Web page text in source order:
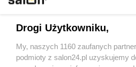
Sport
Społeczeństwo
Drogi Użytkowniku,
My, naszych 1160 zaufanych
podmioty z salon24.pl uzyskujemy